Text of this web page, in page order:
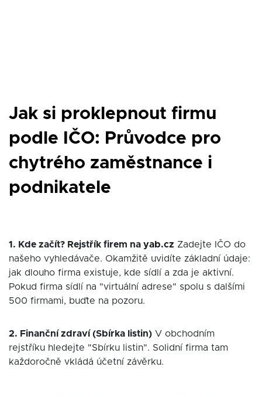
Jak si proklepnout firmu
podle IČO: Průvodce pro
chytrého zaměstnance i
podnikatele
1. Kde začít? Rejstřík firem na yab.cz Zadejte IČO do
našeho vyhledávače. Okamžitě uvidíte základní údaje:
jak dlouho firma existuje, kde sídlí a zda je aktivní.
Pokud firma sídlí na "virtuální adrese" spolu s dalšími
500 firmami, buďte na pozoru.
2. Finanční zdraví (Sbírka listin) V obchodním
rejstříku hledejte "Sbírku listin". Solidní firma tam
každoročně vkládá účetní závěrku.